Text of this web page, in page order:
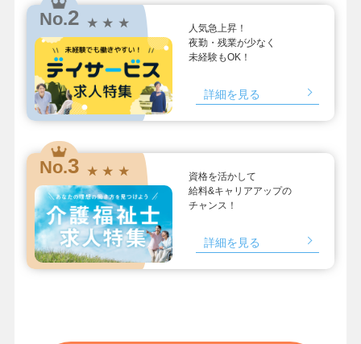
No.2 ★ ★ ★
人気急上昇！
夜勤・残業が少なく
未経験もOK！
詳細を見る
No.3 ★ ★ ★
資格を活かして
給料&キャリアアップの
チャンス！
詳細を見る